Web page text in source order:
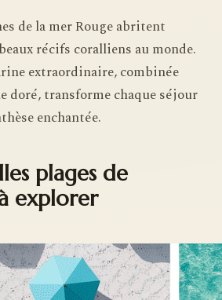
de la mer Rouge abritent
récifs coralliens au monde.
extraordinaire, combinée
doré, transforme chaque séjour
enchantée.
plages de
explorer